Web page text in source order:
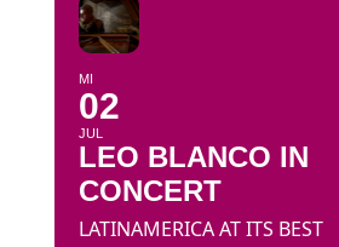
MI
02
JUL
LEO BLANCO IN
CONCERT
LATINAMERICA AT ITS BEST